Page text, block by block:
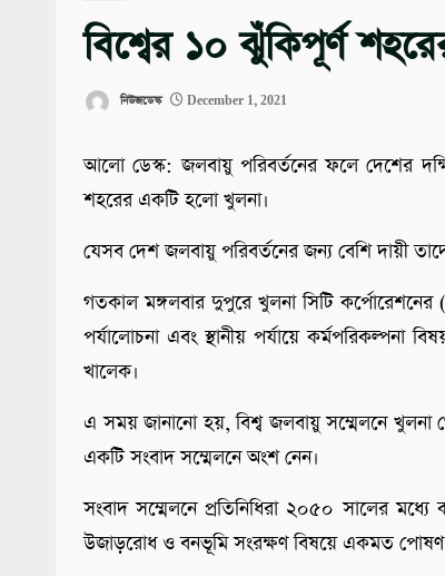
বিশ্বের ১০ ঝুঁকিপূর্ণ
নিউজডেস্ক December 1, 2021
আলো ডেস্ক: জলবায়ু পরিবর্তনের ফলে দেশের
শহরের একটি হলো খুলনা।
যেসব দেশ জলবায়ু পরিবর্তনের জন্য বেশি দায়ী
গতকাল মঙ্গলবার দুপুরে খুলনা সিটি
পর্যালোচনা এবং স্থানীয় পর্যায়ে
খালেক।
এ সময় জানানো হয়, বিশ্ব জলবায়ু সম্মেলনে খুলনা
একটি সংবাদ সম্মেলনে অংশ নেন।
সংবাদ সম্মেলনে প্রতিনিধিরা ২০৫০ সালের
উজাড়রোধ ও বনভূমি সংরক্ষণ বিষয়ে একমত পোষণ